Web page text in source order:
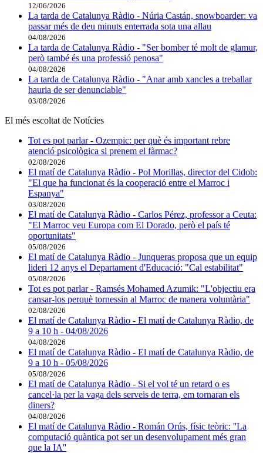
12/06/2026
La tarda de Catalunya Ràdio - Núria Castán, snowboarder: va
passar més de deu minuts enterrada sota una allau
04/08/2026
La tarda de Catalunya Ràdio - "Ser bomber té molt de glamur,
però també és una professió penosa"
04/08/2026
La tarda de Catalunya Ràdio - "Anar amb xancles a treballar
hauria de ser denunciable"
03/08/2026
El més escoltat de Notícies
Tot es pot parlar - Ozempic: per què és important rebre
atenció psicològica si prenem el fàrmac?
02/08/2026
El matí de Catalunya Ràdio - Pol Morillas, director del Cidob:
"El que ha funcionat és la cooperació entre el Marroc i
Espanya"
03/08/2026
El matí de Catalunya Ràdio - Carlos Pérez, professor a Ceuta:
"El Marroc veu Europa com El Dorado, però el país té
oportunitats"
05/08/2026
El matí de Catalunya Ràdio - Junqueras proposa que un equip
lideri 12 anys el Departament d'Educació: "Cal estabilitat"
05/08/2026
Tot es pot parlar - Ramsés Mohamed Azumik: "L'objectiu era
cansar-los perquè tornessin al Marroc de manera voluntària"
02/08/2026
El matí de Catalunya Ràdio - El matí de Catalunya Ràdio, de
9 a 10 h - 04/08/2026
04/08/2026
El matí de Catalunya Ràdio - El matí de Catalunya Ràdio, de
9 a 10 h - 05/08/2026
05/08/2026
El matí de Catalunya Ràdio - Si el vol té un retard o es
cancel·la per la vaga dels serveis de terra, em tornaran els
diners?
04/08/2026
El matí de Catalunya Ràdio - Román Orús, físic teòric: ''La
computació quàntica pot ser un desenvolupament més gran
que la IA''